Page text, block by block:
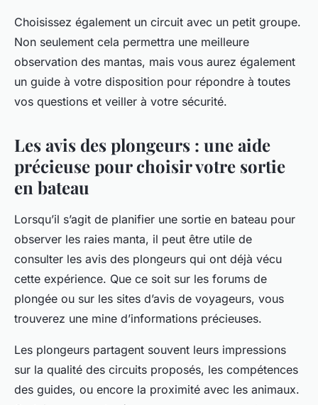
Choisissez également un circuit avec un petit groupe.
Non seulement cela permettra une meilleure
observation des mantas, mais vous aurez également
un guide à votre disposition pour répondre à toutes
vos questions et veiller à votre sécurité.
Les avis des plongeurs : une aide
précieuse pour choisir votre sortie
en bateau
Lorsqu’il s’agit de planifier une sortie en bateau pour
observer les raies manta, il peut être utile de
consulter les avis des plongeurs qui ont déjà vécu
cette expérience. Que ce soit sur les forums de
plongée ou sur les sites d’avis de voyageurs, vous
trouverez une mine d’informations précieuses.
Les plongeurs partagent souvent leurs impressions
sur la qualité des circuits proposés, les compétences
des guides, ou encore la proximité avec les animaux.